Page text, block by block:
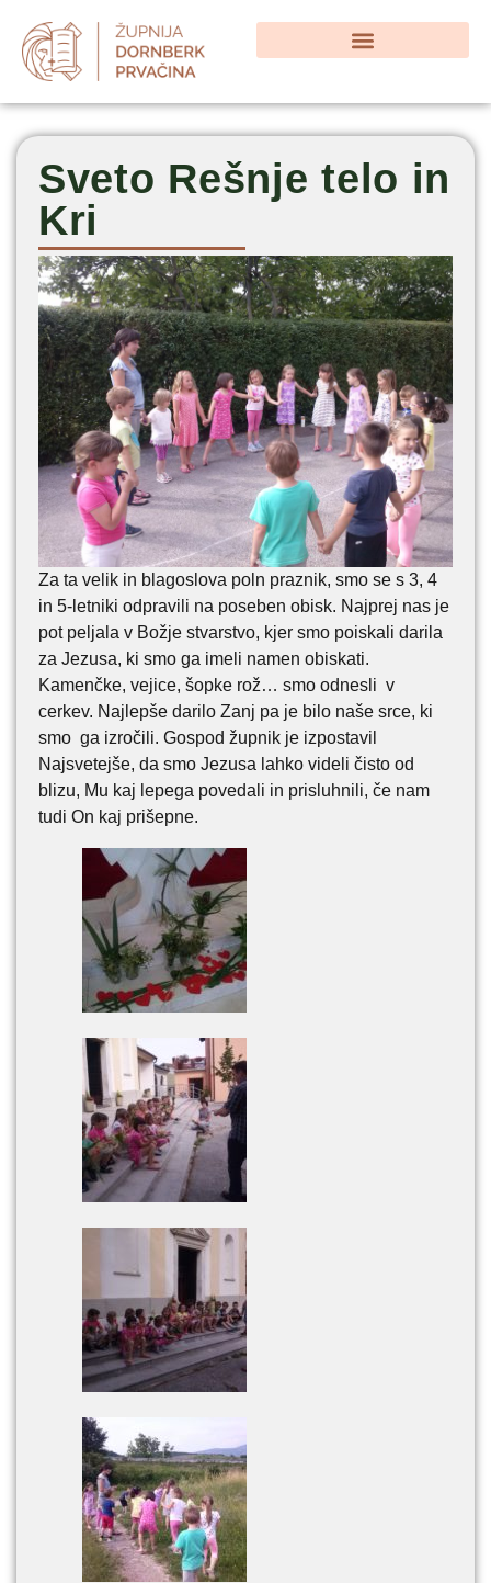
Sveto Rešnje telo in
Kri
Za ta velik in blagoslova poln praznik, smo se s 3, 4
in 5-letniki odpravili na poseben obisk. Najprej nas je
pot peljala v Božje stvarstvo, kjer smo poiskali darila
za Jezusa, ki smo ga imeli namen obiskati.
Kamenčke, vejice, šopke rož… smo odnesli v
cerkev. Najlepše darilo Zanj pa je bilo naše srce, ki
smo ga izročili. Gospod župnik je izpostavil
Najsvetejše, da smo Jezusa lahko videli čisto od
blizu, Mu kaj lepega povedali in prisluhnili, če nam
tudi On kaj prišepne.